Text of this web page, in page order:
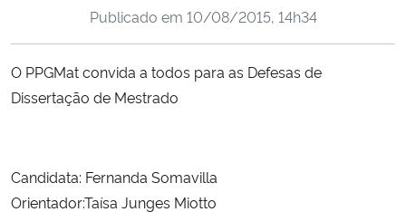
Ministério da Cidadania
Ministério de Minas e Energia
Ministério do Meio Ambiente
Publicado em 10/08/2015, 14h34
O PPGMat convida a todos para as Defesas de
Dissertação de Mestrado
Candidata: Fernanda Somavilla
Orientador:Taísa Junges Miotto